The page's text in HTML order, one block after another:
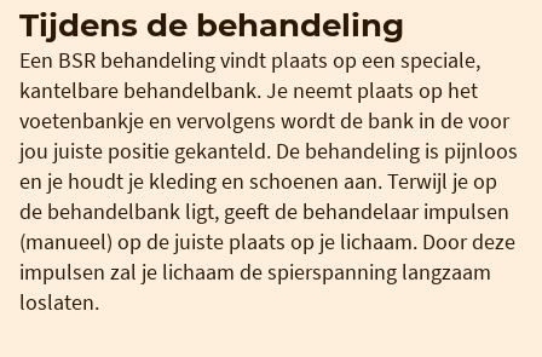
Tijdens de behandeling
Een BSR behandeling vindt plaats op een speciale,
kantelbare behandelbank. Je neemt plaats op het
voetenbankje en vervolgens wordt de bank in de voor
jou juiste positie gekanteld. De behandeling is pijnloos
en je houdt je kleding en schoenen aan. Terwijl je op
de behandelbank ligt, geeft de behandelaar impulsen
(manueel) op de juiste plaats op je lichaam. Door deze
impulsen zal je lichaam de spierspanning langzaam
loslaten.